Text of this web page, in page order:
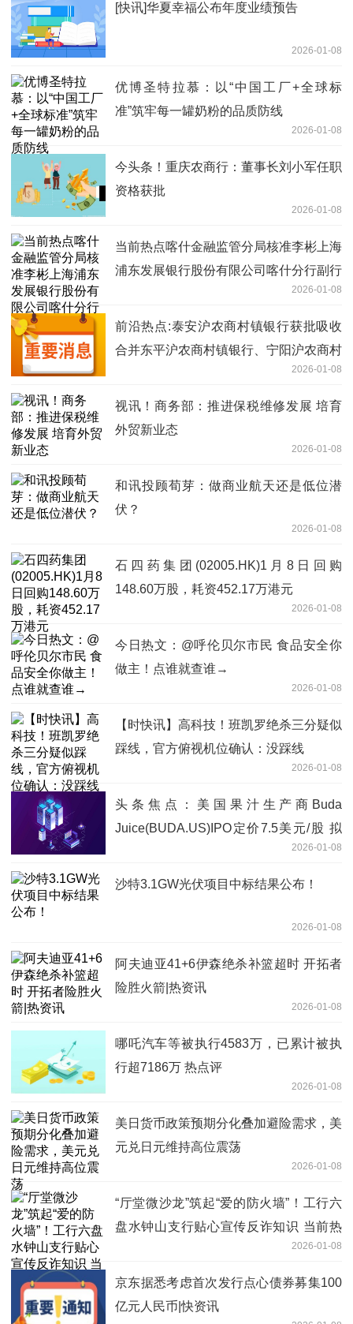
[快讯]华夏幸福公布年度业绩预告
2026-01-08
优博圣特拉慕：以“中国工厂+全球标
准”筑牢每一罐奶粉的品质防线
2026-01-08
今头条！重庆农商行：董事长刘小军任职
资格获批
2026-01-08
当前热点喀什金融监管分局核准李彬上海
浦东发展银行股份有限公司喀什分行副行
2026-01-08
前沿热点:泰安沪农商村镇银行获批吸收
合并东平沪农商村镇银行、宁阳沪农商村
2026-01-08
视讯！商务部：推进保税维修发展 培育
外贸新业态
2026-01-08
和讯投顾荀芽：做商业航天还是低位潜
伏？
2026-01-08
石四药集团(02005.HK)1月8日回购
148.60万股，耗资452.17万港元
2026-01-08
今日热文：@呼伦贝尔市民 食品安全你
做主！点谁就查谁→
2026-01-08
【时快讯】高科技！班凯罗绝杀三分疑似
踩线，官方俯视机位确认：没踩线
2026-01-08
头条焦点：美国果汁生产商Buda
Juice(BUDA.US)IPO定价7.5美元/股 拟
2026-01-08
沙特3.1GW光伏项目中标结果公布！
2026-01-08
阿夫迪亚41+6伊森绝杀补篮超时 开拓者
险胜火箭|热资讯
2026-01-08
哪吒汽车等被执行4583万，已累计被执
行超7186万 热点评
2026-01-08
美日货币政策预期分化叠加避险需求，美
元兑日元维持高位震荡
2026-01-08
“厅堂微沙龙”筑起“爱的防火墙”！工行六
盘水钟山支行贴心宣传反诈知识 当前热
2026-01-08
京东据悉考虑首次发行点心债券募集100
亿元人民币|快资讯